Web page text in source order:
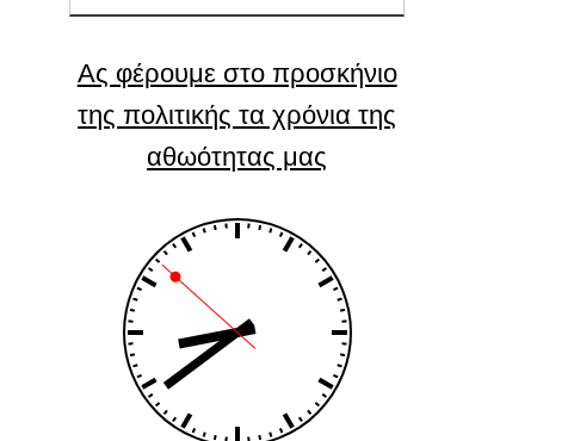
Ας φέρουμε στο προσκήνιο
της πολιτικής τα χρόνια της
αθωότητας μας